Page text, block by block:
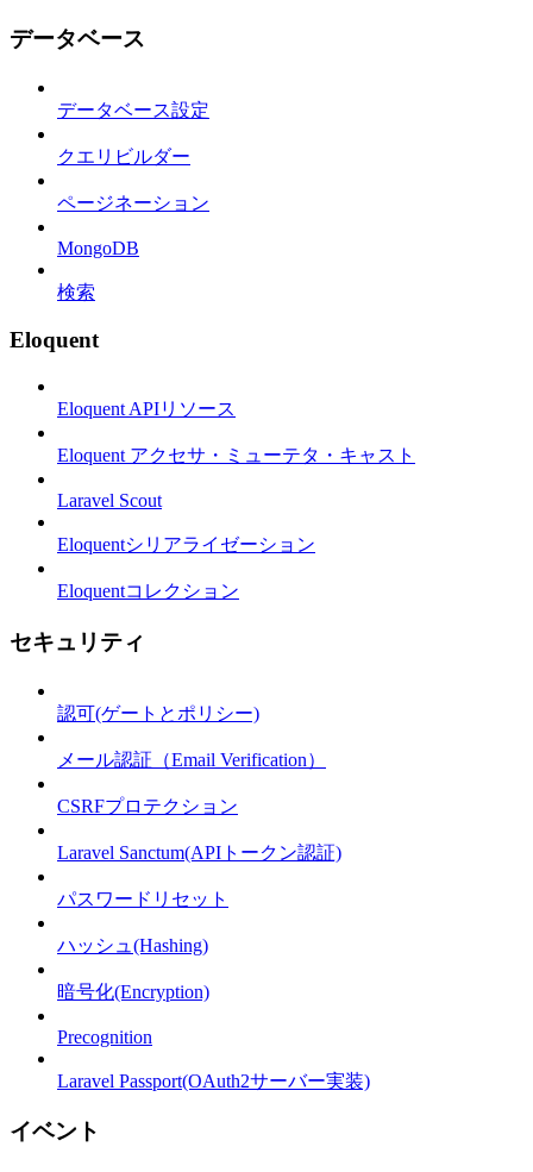
データベース
データベース設定
クエリビルダー
ページネーション
MongoDB
検索
Eloquent
Eloquent APIリソース
Eloquent アクセサ・ミューテタ・キャスト
Laravel Scout
Eloquentシリアライゼーション
Eloquentコレクション
セキュリティ
認可(ゲートとポリシー)
メール認証（Email Verification）
CSRFプロテクション
Laravel Sanctum(APIトークン認証)
パスワードリセット
ハッシュ(Hashing)
暗号化(Encryption)
Precognition
Laravel Passport(OAuth2サーバー実装)
イベント